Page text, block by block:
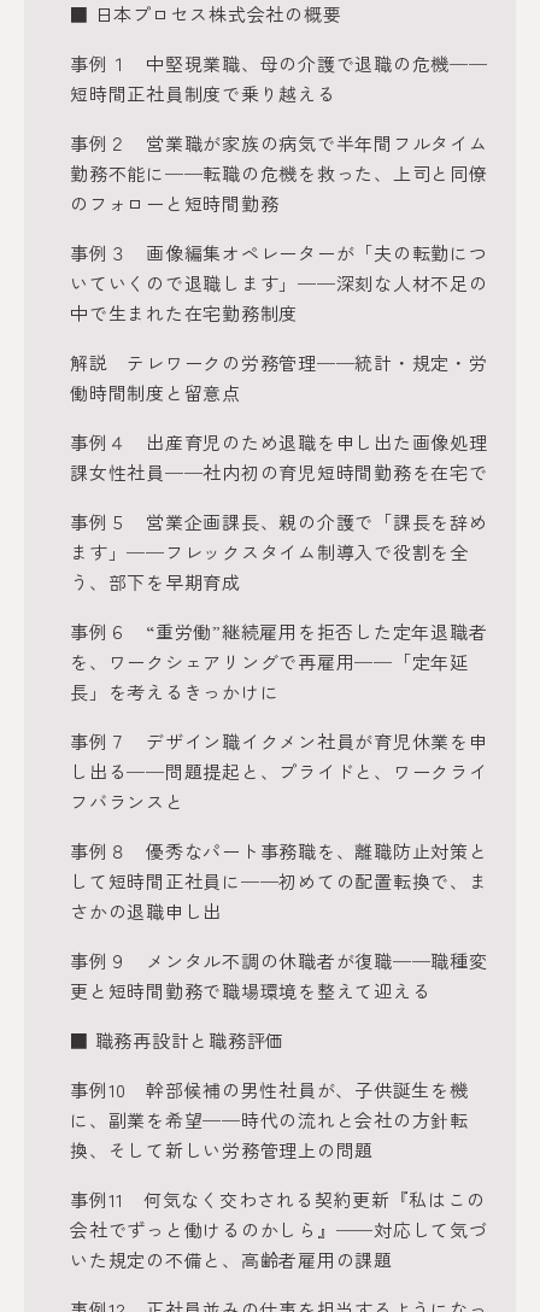
■ 日本プロセス株式会社の概要
事例１ 中堅現業職、母の介護で退職の危機──
短時間正社員制度で乗り越える
事例２ 営業職が家族の病気で半年間フルタイム
勤務不能に──転職の危機を救った、上司と同僚
のフォローと短時間勤務
事例３ 画像編集オペレーターが「夫の転勤につ
いていくので退職します」──深刻な人材不足の
中で生まれた在宅勤務制度
解説 テレワークの労務管理──統計・規定・労
働時間制度と留意点
事例４ 出産育児のため退職を申し出た画像処理
課女性社員──社内初の育児短時間勤務を在宅で
事例５ 営業企画課長、親の介護で「課長を辞め
ます」──フレックスタイム制導入で役割を全
う、部下を早期育成
事例６ “重労働”継続雇用を拒否した定年退職者
を、ワークシェアリングで再雇用──「定年延
長」を考えるきっかけに
事例７ デザイン職イクメン社員が育児休業を申
し出る──問題提起と、プライドと、ワークライ
フバランスと
事例８ 優秀なパート事務職を、離職防止対策と
して短時間正社員に──初めての配置転換で、ま
さかの退職申し出
事例９ メンタル不調の休職者が復職──職種変
更と短時間勤務で職場環境を整えて迎える
■ 職務再設計と職務評価
事例10 幹部候補の男性社員が、子供誕生を機
に、副業を希望──時代の流れと会社の方針転
換、そして新しい労務管理上の問題
事例11 何気なく交わされる契約更新『私はこの
会社でずっと働けるのかしら』──対応して気づ
いた規定の不備と、高齢者雇用の課題